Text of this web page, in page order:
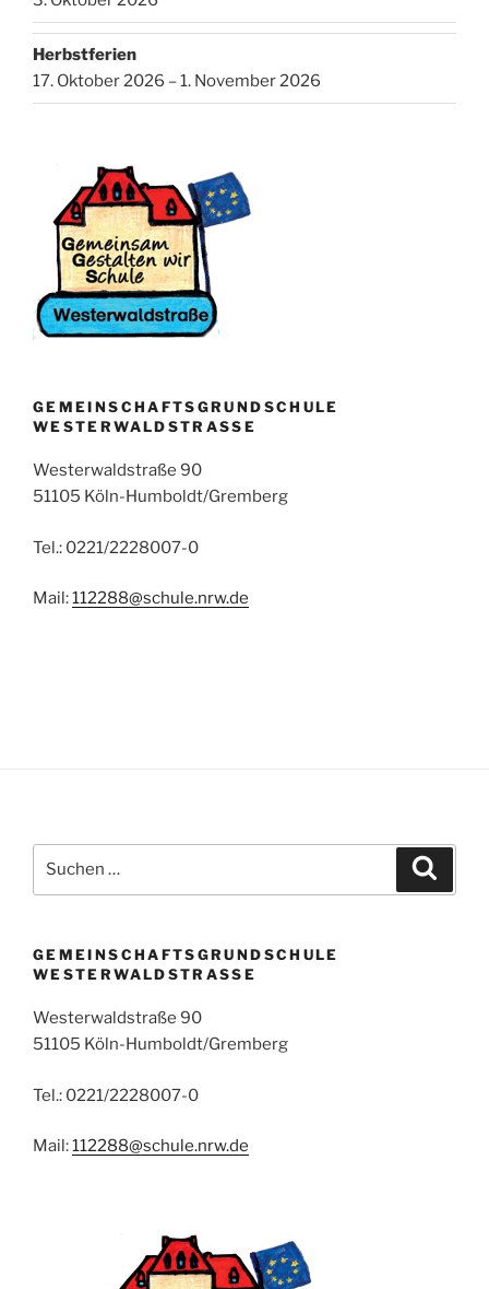
Herbstferien
17. Oktober 2026 – 1. November 2026
GEMEINSCHAFTSGRUNDSCHULE
WESTERWALDSTRASSE
Westerwaldstraße 90
51105 Köln-Humboldt/Gremberg
Tel.: 0221/2228007-0
Mail:112288@schule.nrw.de
nach:
GEMEINSCHAFTSGRUNDSCHULE
WESTERWALDSTRASSE
Westerwaldstraße 90
51105 Köln-Humboldt/Gremberg
Tel.: 0221/2228007-0
Mail:112288@schule.nrw.de